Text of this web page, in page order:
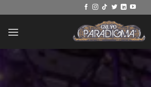
to
content